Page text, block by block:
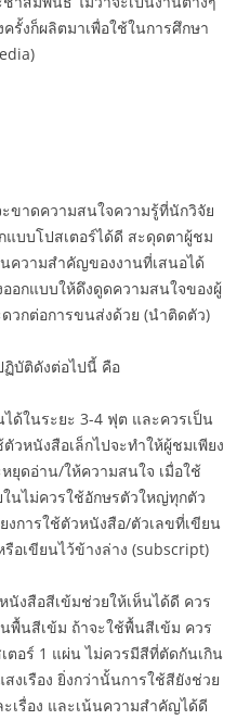
รั้งก็ผลิตมาเพื่อใช้ในการศึกษา
ขาดความสนใจความรู้ที่นักวิจัย
แบบโปสเตอร์ได้ดี สะดุดตาผู้ชม
ความสำคัญของงานที่เสนอได้
อกแบบให้ดึงดูดความสนใจของผู้
วกต่อการขนส่งด้วย (นำติดตัว)
ฏิบัติดังต่อไปนี้ คือ
ด้ในระยะ 3-4 ฟุต และควรเป็น
วหนังสือเล็กไปจะทำให้ผู้ชมเพียง
ยุดอ่าน/ให้ความสนใจ เมื่อใช้
นไม่ควรใช้อักษรตัวใหญ่ทุกตัว
งการใช้ตัวหนังสือ/ตัวเลขที่เขียน
อเขียนไว้ข้างล่าง (subscript)
งสือสีเข้มช่วยให้เห็นได้ดี ควร
พื้นสีเข้ม ถ้าจะใช้พื้นสีเข้ม ควร
ตอร์ 1 แผ่น ไม่ควรมีสีที่ตัดกันเกิน
งเรือง ยิ่งกว่านั้นการใช้สียังช่วย
เรื่อง และเน้นความสำคัญได้ดี